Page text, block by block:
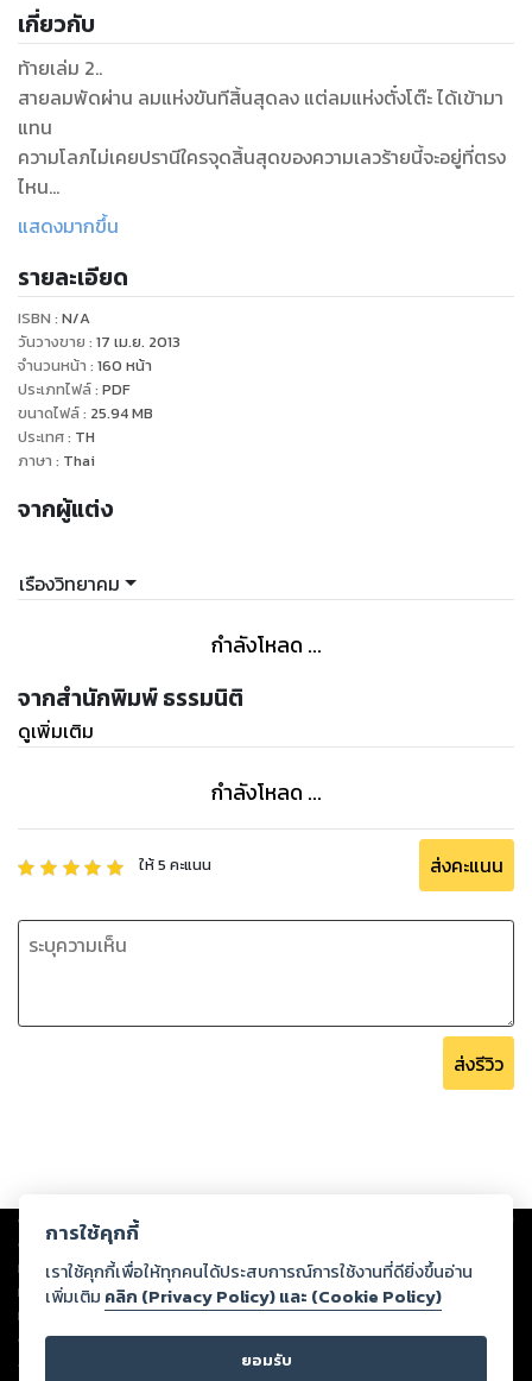
เกี่ยวกับ
ท้ายเล่ม 2..
สายลมพัดผ่าน ลมแห่งขันทีสิ้นสุดลง แต่ลมแห่งตั๋งโต๊ะ ได้เข้ามา
แทน
ความโลภไม่เคยปรานีใครจุดสิ้นสุดของความเลวร้ายนี้จะอยู่ที่ตรง
ไหน
ฉบับหน้าพบกับจุดจบของจอมทรราชด้วยแผนการเหนือเมฆ
แผ่นดิน
ใครจะเป็นฝ่ายคว้าชัยในการรบครั้งนี้ แผ่นดินจะเป็นอย่างไรต่อไป
ติดตามได้ในสามก๊กเล่มที่ 3
แสดงมากขึ้น
รายละเอียด
ISBN : N/A
วันวางขาย : 17 เม.ย. 2013
จำนวนหน้า : 160 หน้า
ประเภทไฟล์: PDF
ขนาดไฟล์: 25.94MB
ประเทศ: TH
ภาษา : Thai
จากผู้แต่ง
เรืองวิทยาคม
กำลังโหลด ...
จากสำนักพิมพ์ ธรรมนิติ
ดูเพิ่มเติม
กำลังโหลด ...
ให้5 คะแนน ส่งคะแนน
ส่งรีวิว
Copyright © 2026
ต่อผลงานหรือเนื้อหาใดที่อัปโหลดผ่านเว็บไซต์และปรากฏว่าละเมิดสิทธิใน
ทรัพย์สินทางปัญญาของบุคคลอื่นหรือขัดต่อกฎหมายและศีลธรรม ดังนั้น ผู้อ่าน
ทุกท่านโปรดใช้วิจารณญาณในการกลั่นกรองด้วยตนเอง และหากท่านพบว่าส่วน
หนึ่งส่วนใดขัดต่อกฎหมายและศีลธรรม กรุณาแจ้งมายังบริษัท เพื่อทีมงานจะได้
ดำเนินการในทันที ทั้งนี้ ทางสตอรี่ล็อกขอสงวนลิขสิทธิ์ตามพระราชบัญญัติ
ลิขสิทธิ์ พ.ศ. 2537 (ฉบับล่าสุด)
การใช้คุกกี้
เราใช้คุกกี้เพื่อให้ทุกคนได้ประสบการณ์การใช้งานที่ดียิ่งขึ้นอ่าน
เพิ่มเติม คลิก (Privacy Policy) และ (Cookie Policy)
ยอมรับ